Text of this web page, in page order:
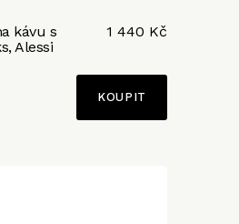
kávu s
Alessi
1 440 Kč